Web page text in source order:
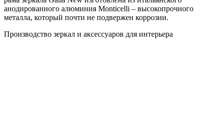
анодированного алюминия Monticelli – высокопрочного
металла, который почти не подвержен коррозии.
Производство зеркал и аксессуаров для интерьера